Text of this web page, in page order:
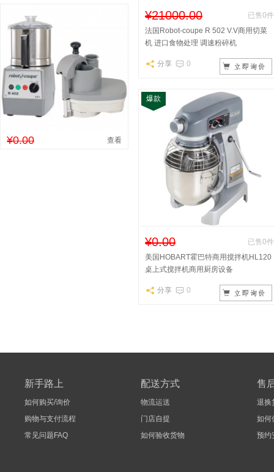
¥0.00 查看
¥21000.00
已售0件
法国Robot-coupe R 502 V.V商用切菜
机 进口食物处理 调速粉碎机
分享 0
爆款
¥0.00
已售0件
美国HOBART霍巴特商用搅拌机HL120
桌上式搅拌机商用厨房设备
分享 0
新手路上
如何购买/询价
购物与支付流程
常见问题FAQ
配送方式
物流运送
门店自提
如何验收货物
售
退换
如何
预约